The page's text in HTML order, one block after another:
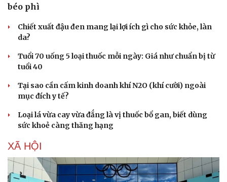
Văn hóa
Sân khấu - Điện ảnh
Giải trí
Nghệ sĩ
béo phì
Chiết xuất đậu đen mang lại lợi ích gì cho sức khỏe, làn
da?
Tuổi 70 uống 5 loại thuốc mỗi ngày: Giá như chuẩn bị từ
tuổi 40
Tại sao cần cấm kinh doanh khí N2O (khí cười) ngoài
mục đích y tế?
Loại lá vừa cay vừa đắng là vị thuốc bổ gan, biết dùng
sức khoẻ càng thăng hạng
XÃ HỘI